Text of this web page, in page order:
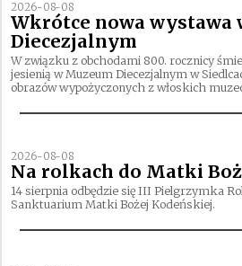
2026-08-08
Wkrótce nowa wystawa
Diecezjalnym
W związku z obchodami 800. rocznicy
jesienią w Muzeum Diecezjalnym w
obrazów wypożyczonych z włoskich
2026-08-08
Na rolkach do Matki
14 sierpnia odbędzie się III Pielgrzymka
Sanktuarium Matki Bożej Kodeńskiej.